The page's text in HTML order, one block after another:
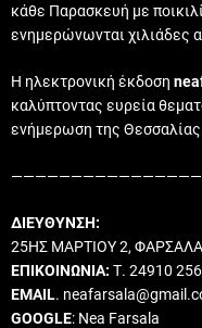
κάθε Παρασκευή με
ενημερώνωνται χιλιάδες
Η ηλεκτρονική έκδοση
καλύπτοντας ευρεία
ενήμερωση της
ΔΙΕΥΘΥΝΣΗ:
25ΗΣ ΜΑΡΤΙΟΥ 2, ΦΑΡΣΑΛΑ
ΕΠΙΚΟΙΝΩΝΙΑ: Τ. 24910
EMAIL.
GOOGLE: Nea Farsala